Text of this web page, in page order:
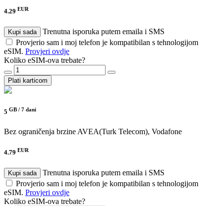
4.29 EUR
Kupi sada
Trenutna isporuka putem emaila i SMS
Provjerio sam i moj telefon je kompatibilan s tehnologijom
eSIM. Provjeri ovdje
Koliko eSIM-ova trebate?
Plati karticom
5 GB / 7 dani
Bez ograničenja brzine AVEA(Turk Telecom), Vodafone
4.79 EUR
Kupi sada
Trenutna isporuka putem emaila i SMS
Provjerio sam i moj telefon je kompatibilan s tehnologijom
eSIM. Provjeri ovdje
Koliko eSIM-ova trebate?